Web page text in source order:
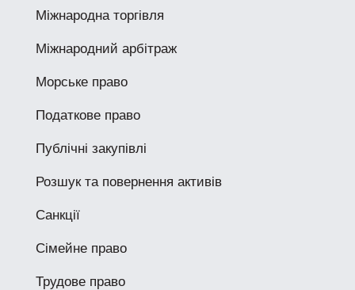
Міжнародна торгівля
Міжнародний арбітраж
Морське право
Податкове право
Публічні закупівлі
Розшук та повернення активів
Санкції
Сімейне право
Трудове право